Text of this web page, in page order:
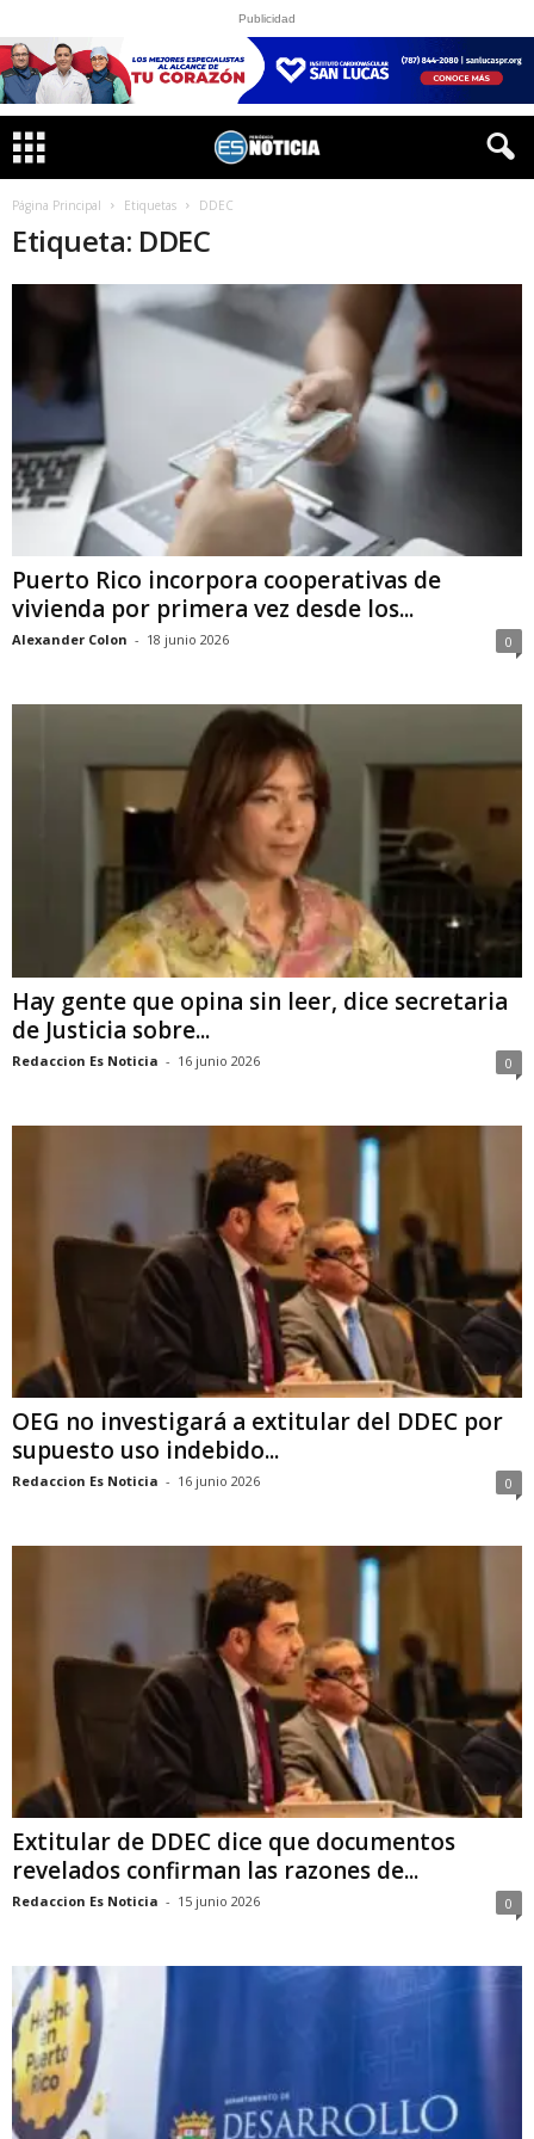
Publicidad
Página Principal Etiquetas DDEC
Etiqueta: DDEC
Puerto Rico incorpora cooperativas de
vivienda por primera vez desde los...
Alexander Colon - 18 junio 2026 0
Hay gente que opina sin leer, dice secretaria
de Justicia sobre...
Redaccion Es Noticia - 16 junio 2026 0
OEG no investigará a extitular del DDEC por
supuesto uso indebido...
Redaccion Es Noticia - 16 junio 2026 0
Extitular de DDEC dice que documentos
revelados confirman las razones de...
Redaccion Es Noticia - 15 junio 2026 0